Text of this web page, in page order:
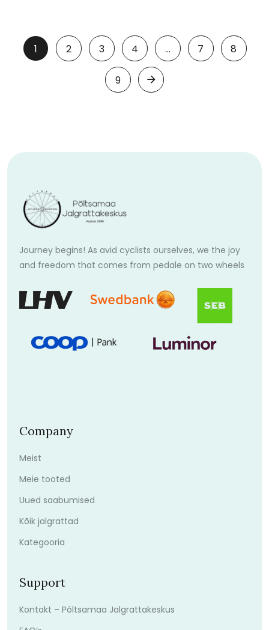
1 2 3 4 … 7 8
9
Journey begins! As avid cyclists ourselves, we the joy
and freedom that comes from pedale on two wheels
Company
Meist
Meie tooted
Uued saabumised
Kõik jalgrattad
Kategooria
Support
Kontakt – Põltsamaa Jalgrattakeskus